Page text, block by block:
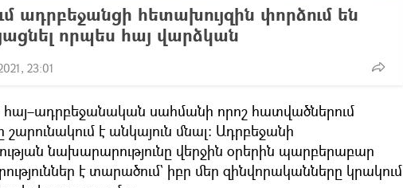
ադրբեջանցի հետախույզին փորձում են
որպես հայ վարձկան
23:01
հայ–ադրբեջանական սահմանի որոշ հատվածներում
է անկայուն մնալ։ Ադրբեջանի
նախարարությունը վերջին օրերին պարբերաբար
է տարածում` իբր մեր զինվորականները կրակում